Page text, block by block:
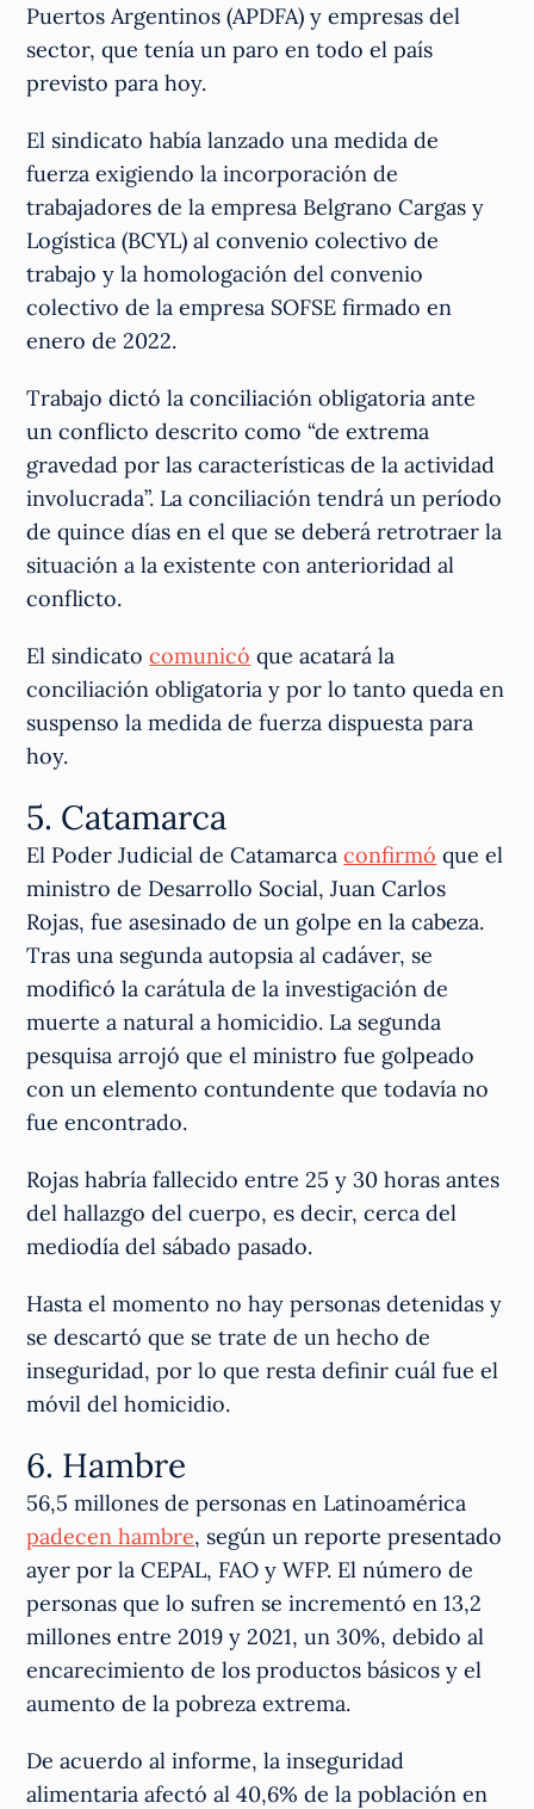
Puertos Argentinos (APDFA) y empresas del
sector, que tenía un paro en todo el país
previsto para hoy.
El sindicato había lanzado una medida de
fuerza exigiendo la incorporación de
trabajadores de la empresa Belgrano Cargas y
Logística (BCYL) al convenio colectivo de
trabajo y la homologación del convenio
colectivo de la empresa SOFSE firmado en
enero de 2022.
Trabajo dictó la conciliación obligatoria ante
un conflicto descrito como “de extrema
gravedad por las características de la actividad
involucrada”. La conciliación tendrá un período
de quince días en el que se deberá retrotraer la
situación a la existente con anterioridad al
conflicto.
El sindicatocomunicó que acatará la
conciliación obligatoria y por lo tanto queda en
suspenso la medida de fuerza dispuesta para
hoy.
5. Catamarca
El Poder Judicial de Catamarcaconfirmó que el
ministro de Desarrollo Social, Juan Carlos
Rojas, fue asesinado de un golpe en la cabeza.
Tras una segunda autopsia al cadáver, se
modificó la carátula de la investigación de
muerte a natural a homicidio. La segunda
pesquisa arrojó que el ministro fue golpeado
con un elemento contundente que todavía no
fue encontrado.
Rojas habría fallecido entre 25 y 30 horas antes
del hallazgo del cuerpo, es decir, cerca del
mediodía del sábado pasado.
Hasta el momento no hay personas detenidas y
se descartó que se trate de un hecho de
inseguridad, por lo que resta definir cuál fue el
móvil del homicidio.
6. Hambre
56,5 millones de personas en Latinoamérica
padecen hambre, según un reporte presentado
ayer por la CEPAL, FAO y WFP. El número de
personas que lo sufren se incrementó en 13,2
millones entre 2019 y 2021, un 30%, debido al
encarecimiento de los productos básicos y el
aumento de la pobreza extrema.
De acuerdo al informe, la inseguridad
alimentaria afectó al 40,6% de la población en